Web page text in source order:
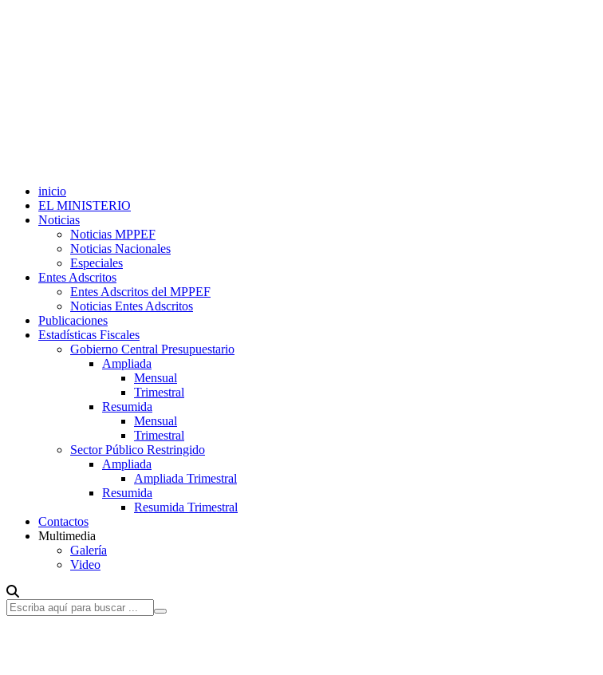
inicio
EL MINISTERIO
Noticias
Noticias MPPEF
Noticias Nacionales
Especiales
Entes Adscritos
Entes Adscritos del MPPEF
Noticias Entes Adscritos
Publicaciones
Estadísticas Fiscales
Gobierno Central Presupuestario
Ampliada
Mensual
Trimestral
Resumida
Mensual
Trimestral
Sector Público Restringido
Ampliada
Ampliada Trimestral
Resumida
Resumida Trimestral
Contactos
Multimedia
Galería
Video